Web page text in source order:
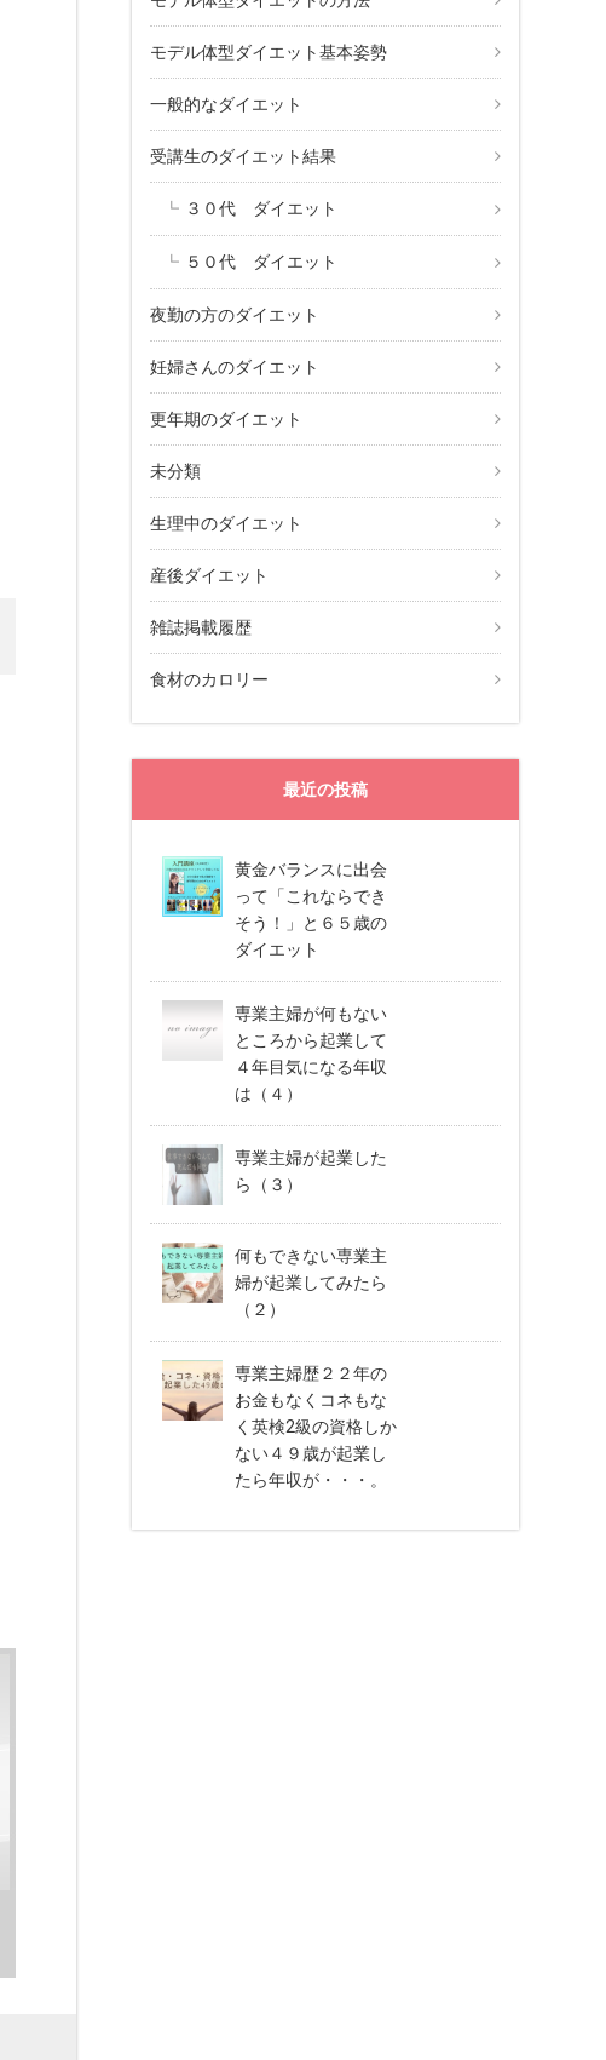
モデル体型ダイエット基本姿勢
一般的なダイエット
受講生のダイエット結果
３０代 ダイエット
５０代 ダイエット
夜勤の方のダイエット
妊婦さんのダイエット
更年期のダイエット
未分類
生理中のダイエット
産後ダイエット
雑誌掲載履歴
食材のカロリー
最近の投稿
黄金バランスに出会
って「これならでき
そう！」と６５歳の
ダイエット
専業主婦が何もない
ところから起業して
４年目気になる年収
は（４）
専業主婦が起業した
ら（３）
何もできない専業主
婦が起業してみたら
（２）
専業主婦歴２２年の
お金もなくコネもな
く英検2級の資格しか
ない４９歳が起業し
たら年収が・・・。